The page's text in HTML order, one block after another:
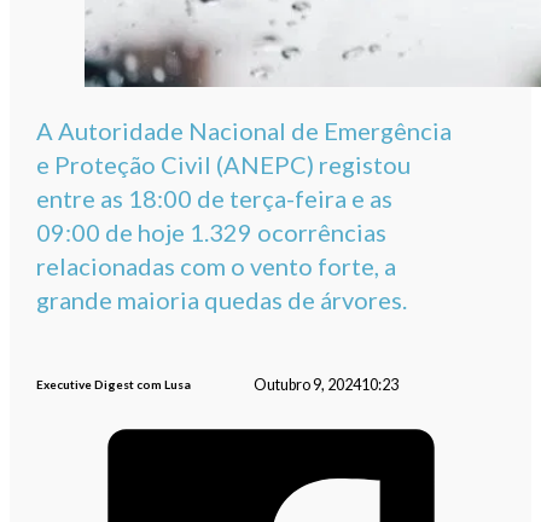
A Autoridade Nacional de Emergência
e Proteção Civil (ANEPC) registou
entre as 18:00 de terça-feira e as
09:00 de hoje 1.329 ocorrências
relacionadas com o vento forte, a
grande maioria quedas de árvores.
Executive Digest com Lusa Outubro 9, 202410:23